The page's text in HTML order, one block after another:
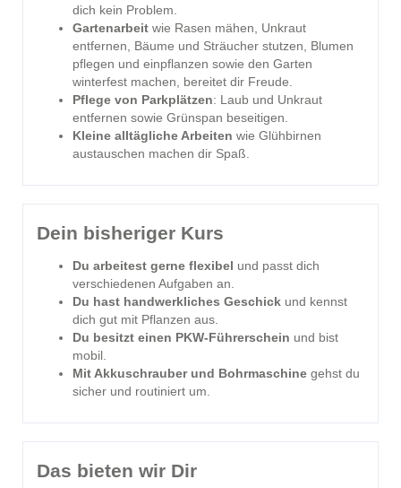
dich kein Problem.
Gartenarbeit wie Rasen mähen, Unkraut
entfernen, Bäume und Sträucher stutzen, Blumen
pflegen und einpflanzen sowie den Garten
winterfest machen, bereitet dir Freude.
Pflege von Parkplätzen: Laub und Unkraut
entfernen sowie Grünspan beseitigen.
Kleine alltägliche Arbeiten wie Glühbirnen
austauschen machen dir Spaß.
Dein bisheriger Kurs
Du arbeitest gerne flexibel und passt dich
verschiedenen Aufgaben an.
Du hast handwerkliches Geschick und kennst
dich gut mit Pflanzen aus.
Du besitzt einen PKW-Führerschein und bist
mobil.
Mit Akkuschrauber und Bohrmaschine gehst du
sicher und routiniert um.
Das bieten wir Dir